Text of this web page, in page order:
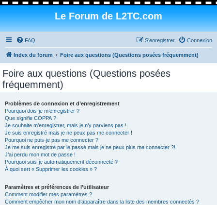
Le Forum de L2TC.com
FAQ Connexion
S’enregistrer
Index du forum Foire aux questions (Questions posées fréquemment)
Foire aux questions (Questions posées
fréquemment)
Problèmes de connexion et d’enregistrement
Pourquoi dois-je m’enregistrer ?
Que signifie COPPA ?
Je souhaite m’enregistrer, mais je n’y parviens pas !
Je suis enregistré mais je ne peux pas me connecter !
Pourquoi ne puis-je pas me connecter ?
Je me suis enregistré par le passé mais je ne peux plus me connecter ?!
J’ai perdu mon mot de passe !
Pourquoi suis-je automatiquement déconnecté ?
À quoi sert « Supprimer les cookies » ?
Paramètres et préférences de l’utilisateur
Comment modifier mes paramètres ?
Comment empêcher mon nom d’apparaître dans la liste des membres connectés ?